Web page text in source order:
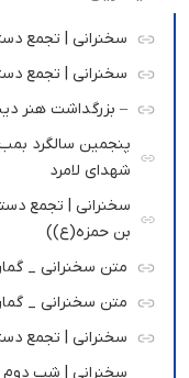
سخنرانی | تجمع
سخنرانی | تجمع
– بزرگداشت هنر
پنجمین سالگرد
شهدای لامرد
سخنرانی | تجمع
بن حمزه(ع))
متن سخنرانی _ گمان (1) _ شب اول
متن سخنرانی _ گمان (2) _ شب دوم
سخنرانی | تجمع
سخنرانی | شب دوم